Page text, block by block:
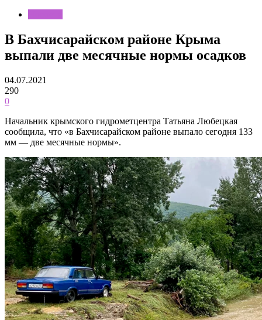
В Бахчисарайском районе Крыма
выпали две месячные нормы осадков
04.07.2021
290
0
Начальник крымского гидрометцентра Татьяна Любецкая
сообщила, что «в Бахчисарайском районе выпало сегодня 133
мм — две месячные нормы».